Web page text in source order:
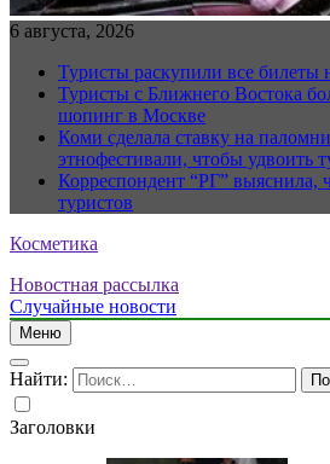
6 августа, 2026
Туристы раскупили все билеты
Туристы с Ближнего Востока
шопинг в Москве
Коми сделала ставку на
этнофестивали, чтобы удвоить
Корреспондент “РГ” выяснила,
туристов
Косметика
Новостная рассылка
Случайные новости
Меню
Найти:
Заголовки